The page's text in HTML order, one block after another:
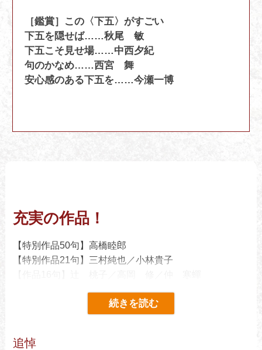
［鑑賞］この〈下五〉がすごい
下五を隠せば……秋尾 敏
下五こそ見せ場……中西夕紀
句のかなめ……西宮 舞
安心感のある下五を……今瀬一博
充実の作品！
【特別作品50句】高橋睦郎
【特別作品21句】三村純也／小林貴子
遊糸／山本比呂也／森野 稔
【角川俳句賞作家の四季 夏】岡田由季
追悼